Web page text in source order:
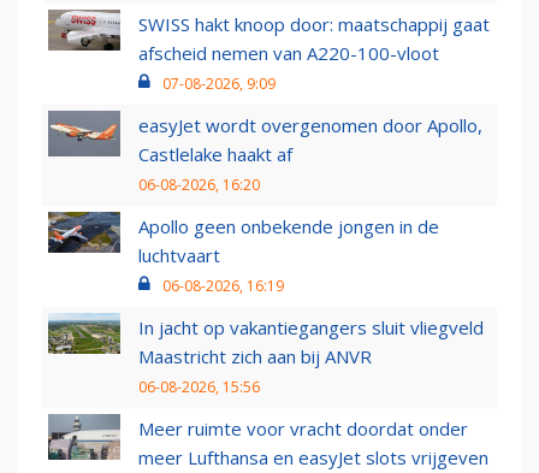
SWISS hakt knoop door: maatschappij gaat
afscheid nemen van A220-100-vloot
07-08-2026, 9:09
easyJet wordt overgenomen door Apollo,
Castlelake haakt af
06-08-2026, 16:20
Apollo geen onbekende jongen in de
luchtvaart
06-08-2026, 16:19
In jacht op vakantiegangers sluit vliegveld
Maastricht zich aan bij ANVR
06-08-2026, 15:56
Meer ruimte voor vracht doordat onder
meer Lufthansa en easyJet slots vrijgeven